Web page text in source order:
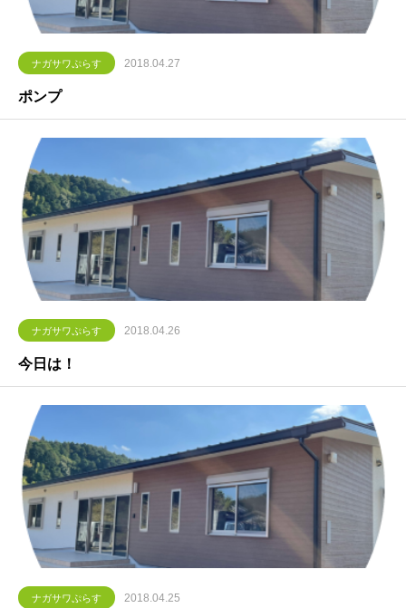
ナガサワぷらす 2018.04.27
ポンプ
ナガサワぷらす 2018.04.26
今日は！
ナガサワぷらす 2018.04.25